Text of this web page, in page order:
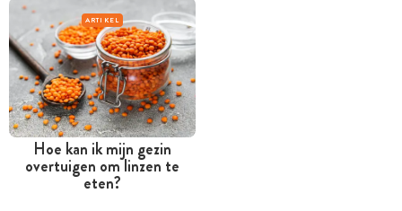
ARTIKEL
Hoe kan ik mijn gezin
overtuigen om linzen te
eten?